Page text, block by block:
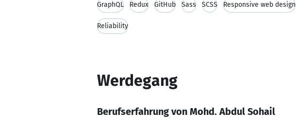
GraphQL Redux GitHub Sass SCSS Responsive web design
Reliability
Werdegang
Berufserfahrung von Mohd. Abdul Sohail